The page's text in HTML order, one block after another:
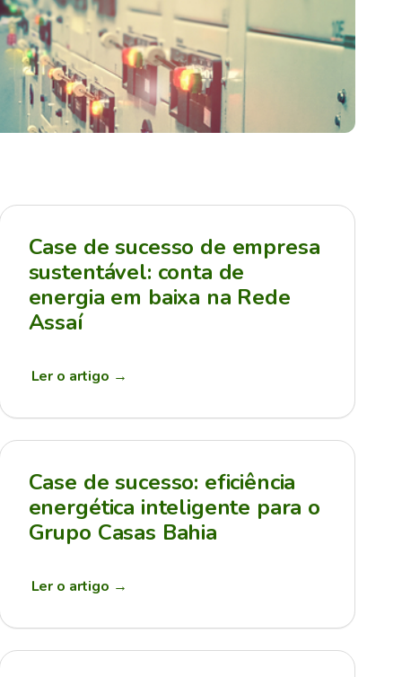
Case de sucesso de empresa
sustentável: conta de
energia em baixa na Rede
Assaí
Ler o artigo →
Case de sucesso: eficiência
energética inteligente para o
Grupo Casas Bahia
Ler o artigo →